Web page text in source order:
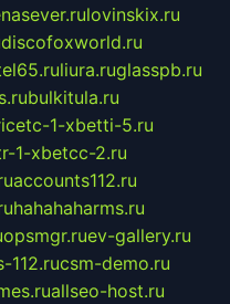
lovinskix.ru
discofoxworld.ru
liura.ruglasspb.ru
bulkitula.ru
1-xbetti-5.ru
1-xbetcc-2.ru
accounts112.ru
hahahaharms.ru
opsmgr.ruev-gallery.ru
112.rucsm-demo.ru
allseo-host.ru